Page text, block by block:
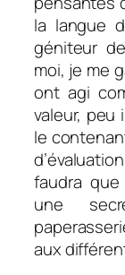
la langue
géniteur
moi, je me
ont agi
valeur, peu
le
faudra
une
aux